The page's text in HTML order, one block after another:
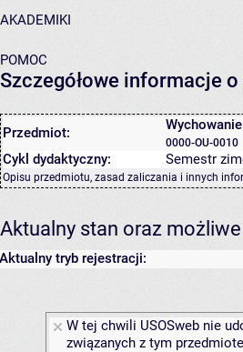
AKADEMIKI
POMOC
Szczegółowe informacje
Przedmiot:
0000-OU-0010
Cykl dydaktyczny: Semestr
Opisu przedmiotu, zasad zaliczania i innych
Aktualny stan oraz
Aktualny tryb rejestracji:
W tej chwili USOSweb nie
związanych z tym